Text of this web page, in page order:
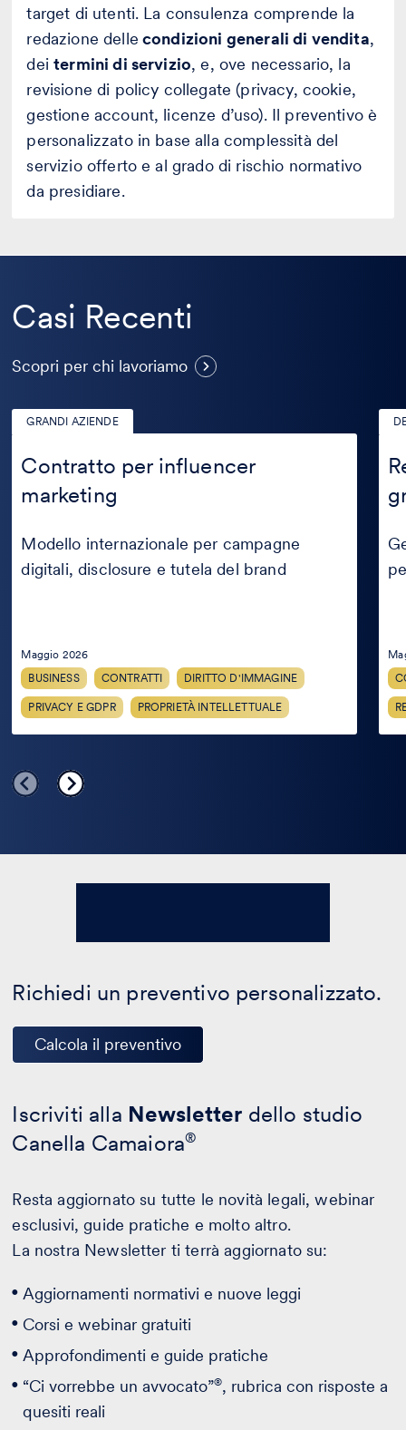
target di utenti. La consulenza comprende la
redazione delle condizioni generali di vendita,
deitermini di servizio, e, ove necessario, la
revisione di policy collegate (privacy, cookie,
gestione account, licenze d’uso). Il preventivo è
personalizzato in base alla complessità del
servizio offerto e al grado di rischio normativo
da presidiare.
Casi Recenti
Scopri per chi lavoriamo
GRANDI AZIENDE
Contratto per influencer
marketing
Contratto
per
influencer
marketing
Modello internazionale per campagne
digitali, disclosure e tutela del brand
Maggio 2026
BUSINESS
CONTRATTI DIRITTO D'IMMAGINE
PRIVACY E GDPR PROPRIETÀ INTELLETTUALE
per
Richiedi un preventivo personalizzato.
Calcola il preventivo
Iscriviti alla Newsletter dello studio
Canella Camaiora®
Resta aggiornato su tutte le novità legali, webinar
esclusivi, guide pratiche e molto altro.
La nostra Newsletter ti terrà aggiornato su:
Aggiornamenti normativi e nuove leggi
Corsi e webinar gratuiti
Approfondimenti e guide pratiche
“Ci vorrebbe un avvocato”®, rubrica con risposte a
quesiti reali